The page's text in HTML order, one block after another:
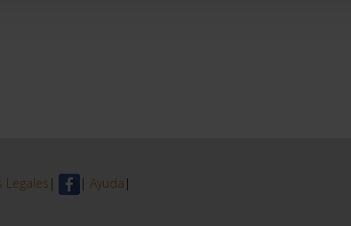
Legales | | Ayuda |